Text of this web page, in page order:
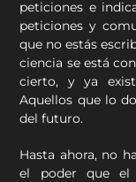
peticiones e
peticiones y
que no estás
ciencia se está
cierto, y ya
Aquellos que lo
del futuro.
Hasta ahora, no
el poder que el